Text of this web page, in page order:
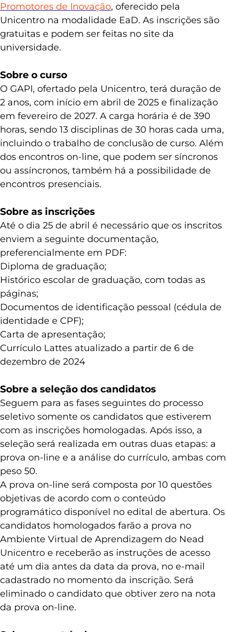
Promotores de Inovação, oferecido pela
Unicentro na modalidade EaD. As inscrições são
gratuitas e podem ser feitas no site da
universidade.
Sobre o curso
O GAPI, ofertado pela Unicentro, terá duração de
2 anos, com início em abril de 2025 e finalização
em fevereiro de 2027. A carga horária é de 390
horas, sendo 13 disciplinas de 30 horas cada uma,
incluindo o trabalho de conclusão de curso. Além
dos encontros on-line, que podem ser síncronos
ou assíncronos, também há a possibilidade de
encontros presenciais.
Sobre as inscrições
Até o dia 25 de abril é necessário que os inscritos
enviem a seguinte documentação,
preferencialmente em PDF:
Diploma de graduação;
Histórico escolar de graduação, com todas as
páginas;
Documentos de identificação pessoal (cédula de
identidade e CPF);
Carta de apresentação;
Currículo Lattes atualizado a partir de 6 de
dezembro de 2024
Sobre a seleção dos candidatos
Seguem para as fases seguintes do processo
seletivo somente os candidatos que estiverem
com as inscrições homologadas. Após isso, a
seleção será realizada em outras duas etapas: a
prova on-line e a análise do currículo, ambas com
peso 50.
A prova on-line será composta por 10 questões
objetivas de acordo com o conteúdo
programático disponível no edital de abertura. Os
candidatos homologados farão a prova no
Ambiente Virtual de Aprendizagem do Nead
Unicentro e receberão as instruções de acesso
até um dia antes da data da prova, no e-mail
cadastrado no momento da inscrição. Será
eliminado o candidato que obtiver zero na nota
da prova on-line.